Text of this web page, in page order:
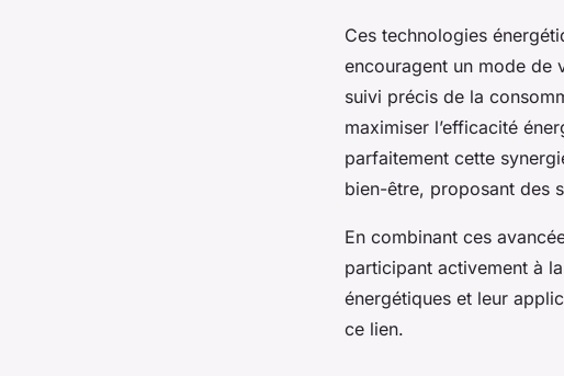
Ces technologies
encouragent un mode de
suivi précis de la
maximiser l’efficacité
parfaitement cette
bien-être, proposant des
En combinant ces
participant activement à
énergétiques et leur
ce lien.